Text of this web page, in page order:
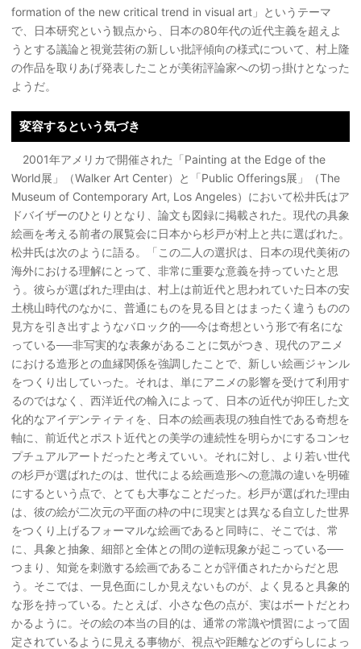
formation of the new critical trend in visual art」というテーマ
で、日本研究という観点から、日本の80年代の近代主義を超えよ
うとする議論と視覚芸術の新しい批評傾向の様式について、村上隆
の作品を取りあげ発表したことが美術評論家への切っ掛けとなった
ようだ。
変容するという気づき
2001年アメリカで開催された「Painting at the Edge of the
World展」（Walker Art Center）と「Public Offerings展」（The
Museum of Contemporary Art, Los Angeles）において松井氏はア
ドバイザーのひとりとなり、論文も図録に掲載された。現代の具象
絵画を考える前者の展覧会に日本から杉戸が村上と共に選ばれた。
松井氏は次のように語る。「この二人の選択は、日本の現代美術の
海外における理解にとって、非常に重要な意義を持っていたと思
う。彼らが選ばれた理由は、村上は前近代と思われていた日本の安
土桃山時代のなかに、普通にものを見る目とはまったく違うものの
見方を引き出すようなバロック的──今は奇想という形で有名にな
っている──非写実的な表象があることに気がつき、現代のアニメ
における造形との血縁関係を強調したことで、新しい絵画ジャンル
をつくり出していった。それは、単にアニメの影響を受けて利用す
るのではなく、西洋近代の輸入によって、日本の近代が抑圧した文
化的なアイデンティティを、日本の絵画表現の独自性である奇想を
軸に、前近代とポスト近代との美学の連続性を明らかにするコンセ
プチュアルアートだったと考えていい。それに対し、より若い世代
の杉戸が選ばれたのは、世代による絵画造形への意識の違いを明確
にするという点で、とても大事なことだった。杉戸が選ばれた理由
は、彼の絵が二次元の平面の枠の中に現実とは異なる自立した世界
をつくり上げるフォーマルな絵画であると同時に、そこでは、常
に、具象と抽象、細部と全体との間の逆転現象が起こっている──
つまり、知覚を刺激する絵画であることが評価されたからだと思
う。そこでは、一見色面にしか見えないものが、よく見ると具象的
な形を持っている。たとえば、小さな色の点が、実はボートだとわ
かるように。その絵の本当の目的は、通常の常識や慣習によって固
定されているように見える事物が、視点や距離などのずらしによっ